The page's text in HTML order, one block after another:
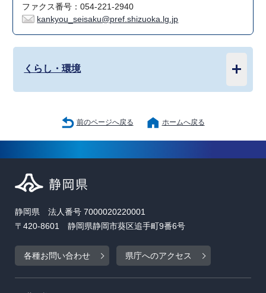
ファクス番号：054-221-2940
kankyou_seisaku@pref.shizuoka.lg.jp
くらし・環境
前のページへ戻る ホームへ戻る
静岡県 法人番号 7000020220001
〒420-8601 静岡県静岡市葵区追手町9番6号
各種お問い合わせ 県庁へのアクセス